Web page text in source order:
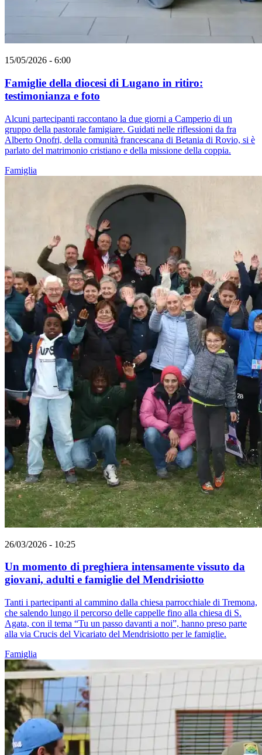
15/05/2026 - 6:00
Famiglie della diocesi di Lugano in ritiro:
testimonianza e foto
Alcuni partecipanti raccontano la due giorni a Camperio di un
gruppo della pastorale famigiare. Guidati nelle riflessioni da fra
Alberto Onofri, della comunità francescana di Betania di Rovio, si è
parlato del matrimonio cristiano e della missione della coppia.
Famiglia
26/03/2026 - 10:25
Un momento di preghiera intensamente vissuto da
giovani, adulti e famiglie del Mendrisiotto
Tanti i partecipanti al cammino dalla chiesa parrocchiale di Tremona,
che salendo lungo il percorso delle cappelle fino alla chiesa di S.
Agata, con il tema “Tu un passo davanti a noi”, hanno preso parte
alla via Crucis del Vicariato del Mendrisiotto per le famiglie.
Famiglia